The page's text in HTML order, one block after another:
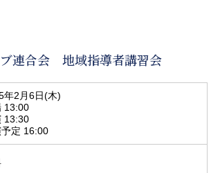
連合会 地域指導者講習会
年2月6日(木)
13:00
13:30
定 16:00